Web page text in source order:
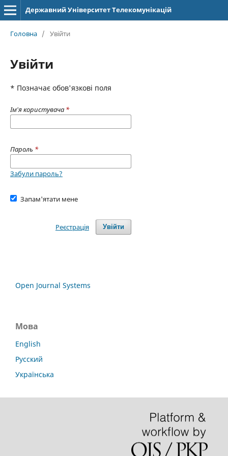
Державний Університет Телекомунікацій
Головна / Увійти
Увійти
* Позначає обов'язкові поля
Ім'я користувача *
Пароль *
Забули пароль?
Запам'ятати мене
Увійти
Реєстрація
Open Journal Systems
Мова
English
Русский
Українська